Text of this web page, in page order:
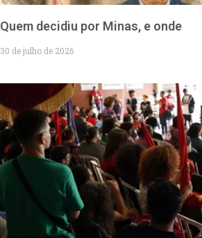
Quem decidiu por Minas, e onde
30 de julho de 2026